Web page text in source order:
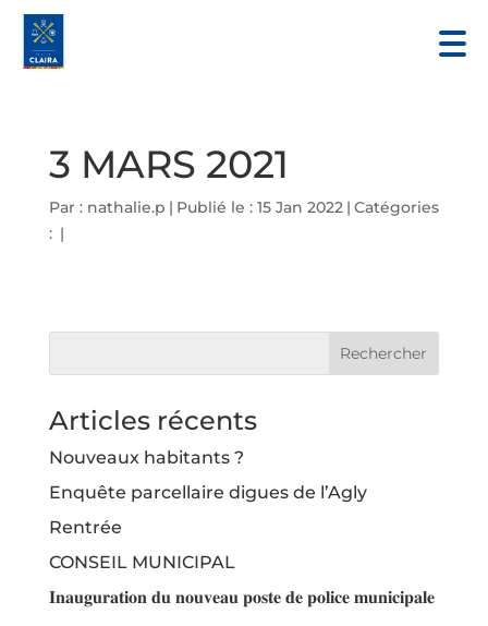
3 MARS 2021
Par : nathalie.p | Publié le : 15 Jan 2022 | Catégories
: |
Articles récents
Nouveaux habitants ?
Enquête parcellaire digues de l’Agly
Rentrée
CONSEIL MUNICIPAL
𝐈𝐧𝐚𝐮𝐠𝐮𝐫𝐚𝐭𝐢𝐨𝐧 𝐝𝐮 𝐧𝐨𝐮𝐯𝐞𝐚𝐮 𝐩𝐨𝐬𝐭𝐞 𝐝𝐞 𝐩𝐨𝐥𝐢𝐜𝐞 𝐦𝐮𝐧𝐢𝐜𝐢𝐩𝐚𝐥𝐞